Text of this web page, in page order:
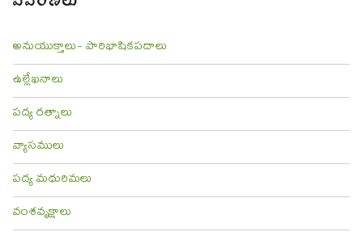
అనుయుక్తాలు- పారిభాషికపదాలు
ఉల్లేఖనాలు
పద్య రత్నాలు
వ్యాసములు
పద్య మధురిమలు
వంశవృక్షాలు